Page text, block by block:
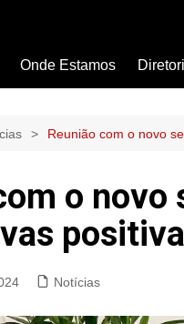
Onde Estamos
Reunião com o novo
o
Notícias